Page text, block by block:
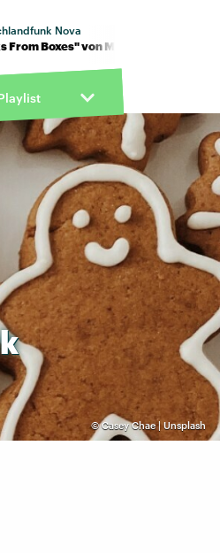
Nova
Maximo Park · "Books From
©Casey Chae | Unsplash